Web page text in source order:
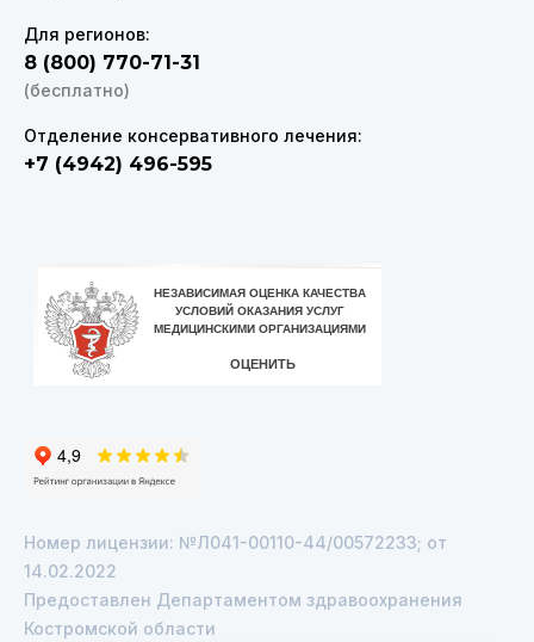
Для регионов:
8 (800) 770-71-31
(бесплатно)
Отделение консервативного лечения:
+7 (4942) 496-595
Номер лицензии: №Л041-00110-44/00572233; от
14.02.2022
Предоставлен Департаментом здравоохранения
Костромской области